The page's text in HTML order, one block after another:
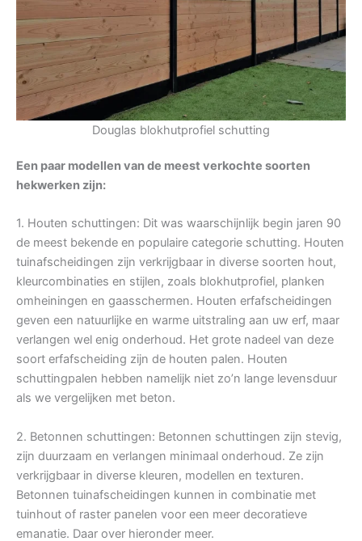
Douglas blokhutprofiel schutting
Een paar modellen van de meest verkochte soorten
hekwerken zijn:
1. Houten schuttingen: Dit was waarschijnlijk begin jaren 90
de meest bekende en populaire categorie schutting. Houten
tuinafscheidingen zijn verkrijgbaar in diverse soorten hout,
kleurcombinaties en stijlen, zoals blokhutprofiel, planken
omheiningen en gaasschermen. Houten erfafscheidingen
geven een natuurlijke en warme uitstraling aan uw erf, maar
verlangen wel enig onderhoud. Het grote nadeel van deze
soort erfafscheiding zijn de houten palen. Houten
schuttingpalen hebben namelijk niet zo’n lange levensduur
als we vergelijken met beton.
2. Betonnen schuttingen: Betonnen schuttingen zijn stevig,
zijn duurzaam en verlangen minimaal onderhoud. Ze zijn
verkrijgbaar in diverse kleuren, modellen en texturen.
Betonnen tuinafscheidingen kunnen in combinatie met
tuinhout of raster panelen voor een meer decoratieve
emanatie. Daar over hieronder meer.